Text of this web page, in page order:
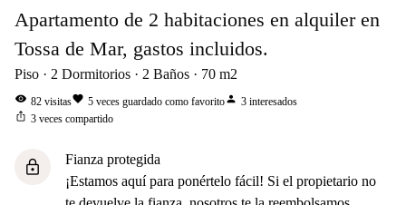
Apartamento de 2 habitaciones en alquiler en
Tossa de Mar, gastos incluidos.
Piso 2 Dormitorios 2 Baños 70 m2
visibility 82 visitasfavorite 5 veces guardado como favoritoperson 3 interesados
ios_share 3 veces compartido
lock
Fianza protegida
¡Estamos aquí para ponértelo fácil! Si el propietario no